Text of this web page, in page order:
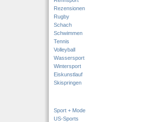
Rezensionen
Rugby
Schach
Schwimmen
Tennis
Volleyball
Wassersport
Wintersport
Eiskunstlauf
Skispringen
Sport + Mode
US-Sports